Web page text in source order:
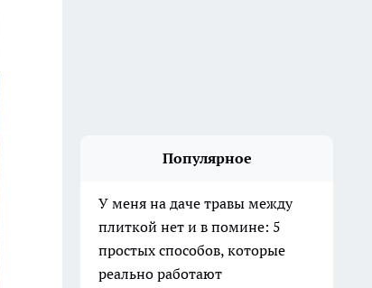
Популярное
У меня на даче травы между
плиткой нет и в помине: 5
простых способов, которые
реально работают